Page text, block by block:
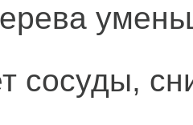
сосуды,